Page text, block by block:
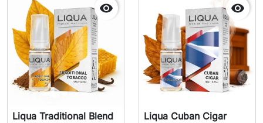

Liqua Traditional Blend

Liqua Cuban Cigar